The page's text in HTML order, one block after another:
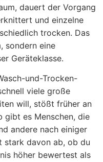
dauert der Vorgang
und einzelne
trocken. Das
sondern eine
Geräteklasse.
und-Trocken-
viele große
will, stößt früher an
gibt es Menschen, die
andere nach einiger
stark davon ab, ob du
höher bewertest als